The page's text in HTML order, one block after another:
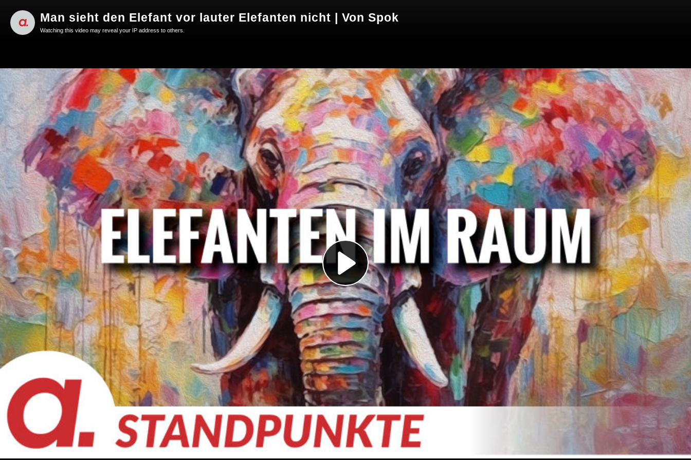
Play
Video
Man sieht den Elefant vor lauter Elefanten nicht | Von Spok
Watching this video may reveal your IP address to others.